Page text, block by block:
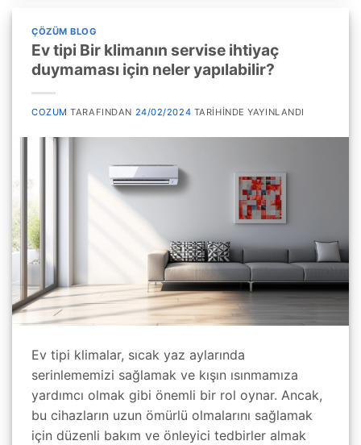
ÇÖZÜM BLOG
Ev tipi Bir klimanın servise ihtiyaç
duymaması için neler yapılabilir?
COZUM TARAFINDAN 24/02/2024 TARIHINDE YAYINLANDI
Ev tipi klimalar, sıcak yaz aylarında
serinlememizi sağlamak ve kışın ısınmamıza
yardımcı olmak gibi önemli bir rol oynar. Ancak,
bu cihazların uzun ömürlü olmalarını sağlamak
için düzenli bakım ve önleyici tedbirler almak